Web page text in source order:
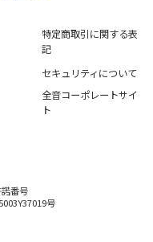
特定商取引に関する表
記
セキュリティについて
全音コーポレートサイ
ト
諾番号
号